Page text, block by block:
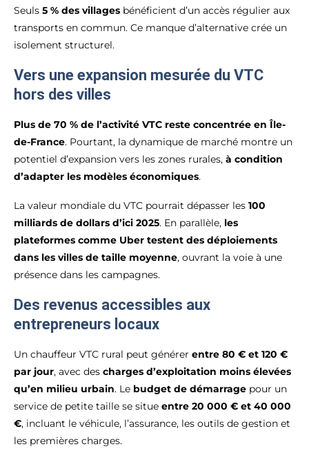
Seuls 5 % des villages bénéficient d’un accès régulier aux
transports en commun. Ce manque d’alternative crée un
isolement structurel.
Vers une expansion mesurée du VTC
hors des villes
Plus de 70 % de l’activité VTC reste concentrée en Île-
de-France. Pourtant, la dynamique de marché montre un
potentiel d’expansion vers les zones rurales, à condition
d’adapter les modèles économiques.
La valeur mondiale du VTC pourrait dépasser les 100
milliards de dollars d’ici 2025. En parallèle, les
plateformes comme Uber testent des déploiements
dans les villes de taille moyenne, ouvrant la voie à une
présence dans les campagnes.
Des revenus accessibles aux
entrepreneurs locaux
Un chauffeur VTC rural peut générer entre 80 € et 120 €
par jour, avec des charges d’exploitation moins élevées
qu’en milieu urbain. Le budget de démarrage pour un
service de petite taille se situe entre 20 000 € et 40 000
€, incluant le véhicule, l’assurance, les outils de gestion et
les premières charges.